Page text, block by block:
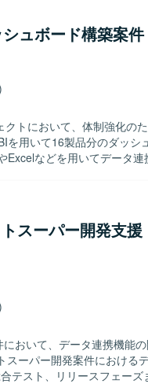
物像】 顧客との
を求めています。要件整理
整理や推進が出来る方に適
データエンジニアリングや
やBigQuery、b-dashなどの
発環境】 Google
やPython、MySQLなどを
ュボード構築案件
クトにおいて、体制強化の
Excelなどを用いてデータ連
あるべき姿を検討いただけ
ながら、品質とスケジュー
複数製品
基盤に関する知見を幅広く
、レビューまで一貫して関
す。メンバーポジションの
の流れを経験していただけ
、Excel、SQLなどを利
スーパー開発支援
おいて、データ連携機能
テスト、リリースフェーズ